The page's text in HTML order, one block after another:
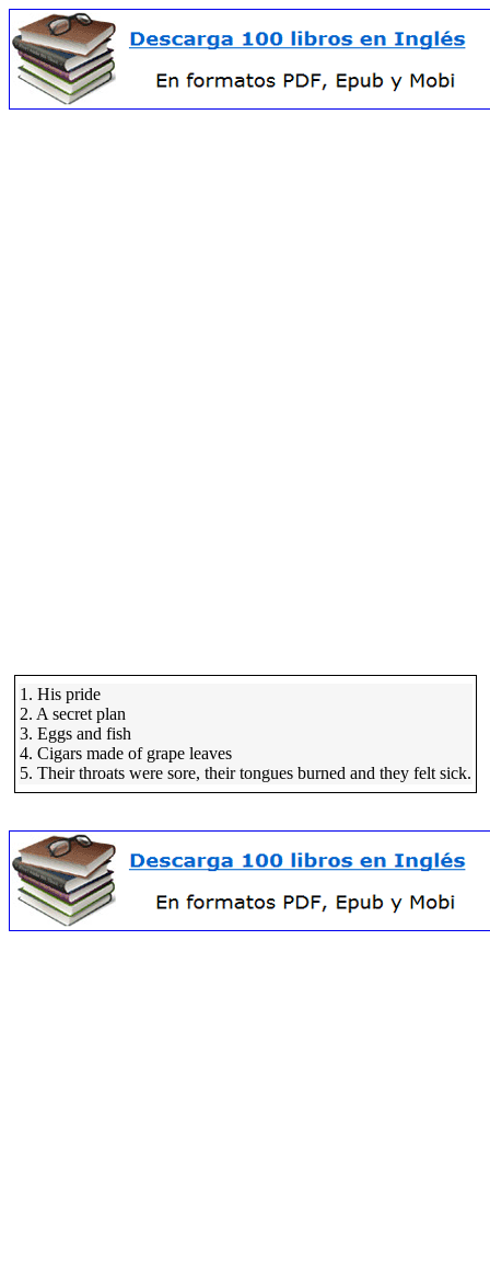
1. His pride
2. A secret plan
3. Eggs and fish
4. Cigars made of grape leaves
5. Their throats were sore, their tongues burned and they felt sick.